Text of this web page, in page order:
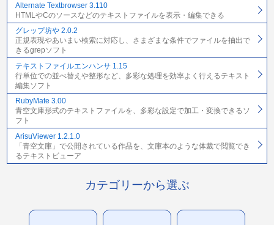
Alternate Textbrowser 3.110
HTMLやCのソースなどのテキストファイルを表示・編集できる
グレップ坊や 2.0.2
正規表現やあいまい検索に対応し、さまざまな条件でファイルを抽出で
きるgrepソフト
テキストファイルエンハンサ 1.15
行単位での並べ替えや整形など、多彩な処理を効率よく行えるテキスト
編集ソフト
RubyMate 3.00
青空文庫形式のテキストファイルを、多彩な設定で加工・変換できるソ
フト
ArisuViewer 1.2.1.0
「青空文庫」で公開されている作品を、文庫本のような体裁で閲覧でき
るテキストビューア
カテゴリーから選ぶ